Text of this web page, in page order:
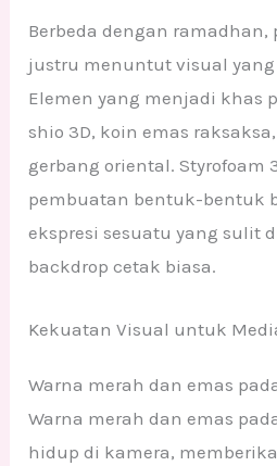
Berbeda dengan
justru menuntut visual
Elemen yang menjadi khas
shio 3D, koin emas
gerbang oriental. Styrofoam
pembuatan bentuk-bentuk
ekspresi sesuatu yang sulit
backdrop cetak biasa.
Kekuatan Visual untuk
Warna merah dan emas
Warna merah dan emas
hidup di kamera,